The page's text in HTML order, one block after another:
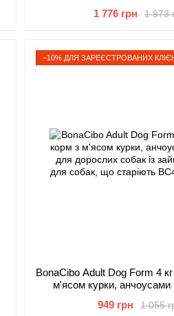
1 973
1 776 грн
−10% ДЛЯ ЗАРЕЄСТРОВАНИХ
BonaCibo Adult Dog Form 4
м'ясом курки, анчоусами
собак, що1 055
949 грн